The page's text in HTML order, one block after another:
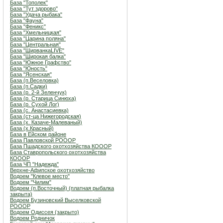
База "Тополек"
База "Тут здорово"
База "Удача рыбака"
База "Фауна"
База "Феникс"
База "Хмельницкая"
База "Царина поляна"
База "Центральная"
База "ШирванкаLIVE"
База "Широкая балка"
База "Южное Графство"
База "Юность"
База "Ясенская"
База (п.Веселовка)
База (п.Садки)
База (р. 2-й Зеленчук)
База (р. Старица Синюха)
База (р. Сухой Лог)
База (с. Анастасиевка)
База (ст-ца Нижегородская)
База (х. Казаче-Малеваный)
База (х.Красный)
База в Ейском районе
База Павловской РОООР
База Пшадского охотхозяйства КОООР
База Ставропольского охотхозяйства
КОООР
База ЧП "Надежда"
Верхне-Афипское охотхозяйство
Водоем "Клевое место"
Водоем "Чилим"
Водоем (п.Восточный) (платная рыбалка
закрыта)
Водоем Бузиновский Выселковской
РОООР
Водоем Одиссея (закрыто)
Водоем Родничок